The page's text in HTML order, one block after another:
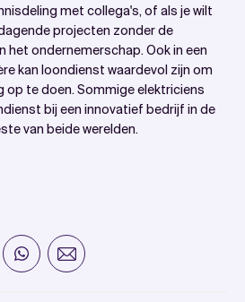
met collega's, of als je wilt
projecten zonder de
het ondernemerschap. Ook in een
kan loondienst waardevol zijn om
op te doen. Sommige elektriciens
bij een innovatief bedrijf in de
van beide werelden.